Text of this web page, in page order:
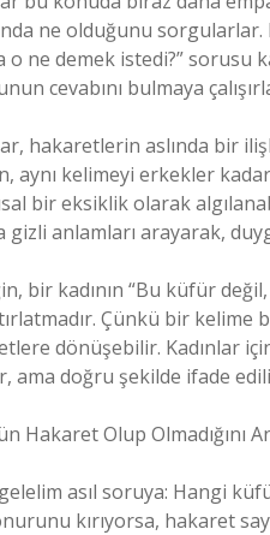
ne olduğunu sorgularlar.
o ne demek istedi?” sorusu
cevabını bulmaya
hakaretlerin aslında bir
aynı kelimeyi erkekler
bir eksiklik olarak
gizli anlamları arayarak,
bir kadının “Bu küfür
Çünkü bir kelime
dönüşebilir. Kadınlar
ama doğru şekilde ifade
Hakaret Olup Olmadığını
asıl soruya: Hangi
kırıyorsa, hakaret